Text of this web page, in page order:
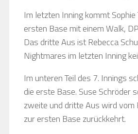
Im letzten Inning kommt
ersten Base mit einem Walk,
Das dritte Aus ist Rebecca
Nightmares im letzten Inning
Im unteren Teil des 7. Innings
die erste Base. Suse Schröder
zweite und dritte Aus wird vom
zur ersten Base zurückkehrt.